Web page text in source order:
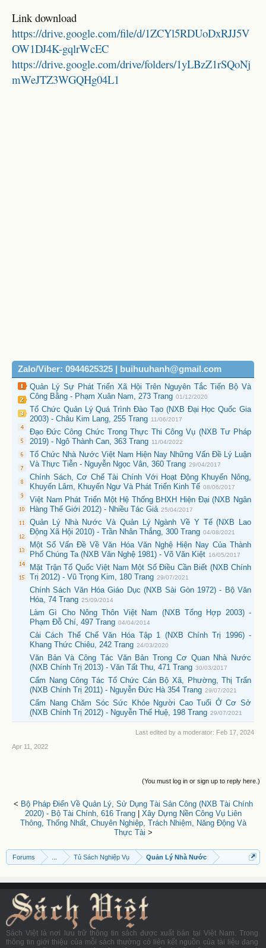
Link download
https://drive.google.com/file/d/1ZCYl5RDUoDxRJJ5V
OW1DJ4K-gqlrWcEC
https://drive.google.com/drive/folders/1yLBzZ1rSQoNj
mWeJTZ3WGQHg04L1
Zalo/Viber: 0944625325 | buihuuhanh@gmail.com
Quản Lý Sự Phát Triển Xã Hội Trên Nguyên Tắc Tiến Bộ Và
Công Bằng - Phạm Xuân Nam, 273 Trang 01/12/2020
Tổ Chức Quản Lý Quá Trình Đào Tạo (NXB Đại Học Quốc Gia
2003) - Châu Kim Lang, 255 Trang 11/06/2017
Đạo Đức Công Chức Trong Thực Thi Công Vụ (NXB Tư Pháp
2019) - Ngô Thành Can, 363 Trang 11/04/2022
Tổ Chức Nhà Nước Việt Nam Hiện Nay Những Vấn Đề Lý Luận
Và Thực Tiễn - Nguyễn Ngọc Vân, 360 Trang 29/04/2017
Chính Sách, Cơ Chế Tài Chính Với Hoạt Động Khuyến Nông,
Khuyến Lâm, Khuyến Ngư Và Phát Triển Kinh Tế 08/06/2017
Việt Nam Phát Triển Một Hệ Thống BHXH Hiện Đại (NXB Ngân
Hàng Thế Giới 2012) - Nhiều Tác Giả 25/04/2017
Quản Lý Nhà Nước Và Quản Lý Ngành Về Y Tế (NXB Lao
Động Xã Hội 2010) - Trần Nhân Thắng, 300 Trang 04/08/2021
Một Số Vấn Đề Về Văn Hóa Văn Nghệ Hiện Nay Của Thành
Phố Chúng Ta (NXB Văn Nghệ 1981) - Võ Văn Kiệt 16/05/2017
Mặt Trận Tổ Quốc Việt Nam Một Số Điều Cần Biết (NXB Chính
Trị 2012) - Vũ Trọng Kim, 180 Trang 29/07/2021
Chính Sách Văn Hóa Giáo Dục (NXB Sài Gòn 1972) - Bộ Văn
Hóa, 74 Trang 25/09/2014
Làm Gì Cho Nông Thôn Việt Nam (NXB Tổng Hợp 2003) -
Phạm Đỗ Chí, 497 Trang 04/04/2014
Cải Cách Thể Chế Văn Hóa Tập 1 (NXB Chính Trị 1996) -
Khang Thức Chiêu, 242 Trang 24/03/2020
Văn Bản Và Công Tác Văn Bản Trong Cơ Quan Nhà Nước
(NXB Chính Trị 2013) - Văn Tất Thu, 471 Trang 30/03/2017
Cẩm Nang Công Tác Tổ Chức Cán Bộ Xã, Phường, Thị Trấn
(NXB Chính Trị 2011) - Nguyễn Đức Hà 354 Trang 29/07/2021
Cẩm Nang Chăm Sóc Sức Khỏe Người Cao Tuổi Ở Cơ Sở
(NXB Chính Trị 2012) - Nguyễn Thế Huệ, 198 Trang 29/07/2021
Last edited by a moderator: Feb 17, 2024
Apr 11, 2022
(You must log in or sign up to reply here.)
< Bộ Pháp Điển Về Quản Lý, Sử Dụng Tài Sản Công (NXB Tài Chính
2020) - Bộ Tài Chính, 616 Trang| Xây Dựng Nền Công Vụ Liên
Thông, Thống Nhất, Chuyên Nghiệp, Trách Nhiệm, Năng Động Và
Thực Tài >
Forums Tủ Sách Nghiệp Vụ Quản Lý Nhà Nước
Sách Việt là nơi lưu trữ thông tin sách được xuất bản tại Việt Nam. Trong
thông tin giới thiệu của mỗi sách thường có liên kết nguồn của tài liệu đang